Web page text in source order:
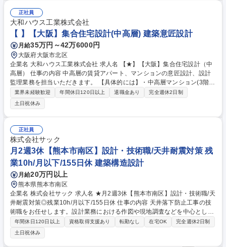
水処理施設の建物の設計、耐震補強・老朽化対策 ■自治体担当者との打ち
合わせ・プランニング、現地調査補助 ■計画設計から事業全体に携わるこ
とが可能 施工管理や現場作業はなく、設計業務に集中しながらスキルを磨
けます。※施工や工事現場での実作業は発生しません。 募集職種 福岡
【建築設計】１・2級建築士歓迎/賞与8ヶ月/年休125日/公共インフラの設
計
正社員
大和ハウス工業株式会社
【 】【大阪】集合住宅設計(中高層) 建築意匠設計
月給35万円～42万6000円
大阪府大阪市北区
企業名 大和ハウス工業株式会社 求人名 【★】【大阪】集合住宅設計（中
高層） 仕事の内容 中高層の賃貸アパート、マンションの意匠設計、設計
監理業務を担当いただきます。 【具体的には】・中高層マンション(3階～
15階)を主とした物件を担当。 ・構造：S造もしくはRC造。 ・業務幅：企
画、ボリューム、基本設計、実施設計、詳細設計、確認申請、設計監理ま
で担当（詳細設計・確認申請については協力会社などに依頼することもご
ざいます） ※構造設計、設備設計は別の者が担当いたします。 募集職種
【★】【大阪】集合住宅設計（中高層）
業界未経験歓迎 年間休日120日以上 退職金あり
完全週休2日制
土日祝休み
正社員
株式会社サック
月2週3休【熊本市南区】設計・技術職/天井耐震対策 残
業10h/月以下/155日休 建築構造設計
月給20万円以上
熊本県熊本市南区
企業名 株式会社サック 求人名 ★月2週3休【熊本市南区】設計・技術職/天
井耐震対策◎残業10h/月以下/155日休 仕事の内容 天井落下防止工事の技
術職をお任せします。設計業務における作図や現地調査などを中心とした
仕事になります。技術部に所属し、設計業務を中心として一部営業業務に
も携わっていただきます。工法理解のため、施工管 理を経験していただく
場合がございます。 【働き方について】■リモートワーク相談可：通常は
年間休日120日以上 資格取得支援あり 転勤なし 在宅OK
完全週休2日制
土日祝休み